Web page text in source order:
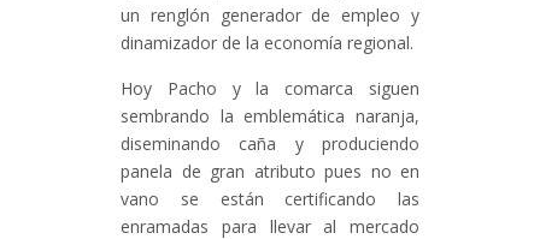
un renglón generador de empleo y
dinamizador de la economía regional.
Hoy Pacho y la comarca siguen
sembrando la emblemática naranja,
diseminando caña y produciendo
panela de gran atributo pues no en
vano se están certificando las
enramadas para llevar al mercado